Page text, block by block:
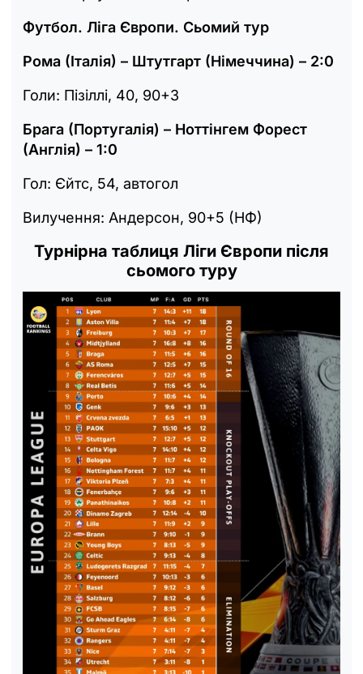
Футбол. Ліга Європи. Сьомий тур
Рома (Італія) – Штутгарт (Німеччина) – 2:0
Голи: Пізіллі, 40, 90+3
Брага (Португалія) – Ноттінгем Форест
(Англія) – 1:0
Гол: Єйтс, 54, автогол
Вилучення: Андерсон, 90+5 (НФ)
Турнірна таблиця Ліги Європи після
сьомого туру